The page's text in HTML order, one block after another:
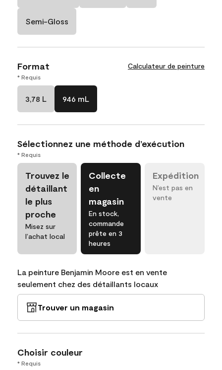
Semi-Gloss
Format Calculateur de peinture
* Requis
3,78 L 946 mL
Sélectionnez une méthode d’exécution
* Requis
Trouvez le
détaillant
le plus
proche
Misez sur
l’achat local
Collecte
en
magasin
En stock,
commande
prête en 3
heures
Expédition
N’est pas en
vente
La peinture Benjamin Moore est en vente
seulement chez des détaillants locaux
Trouver un magasin
Choisir couleur
* Requis